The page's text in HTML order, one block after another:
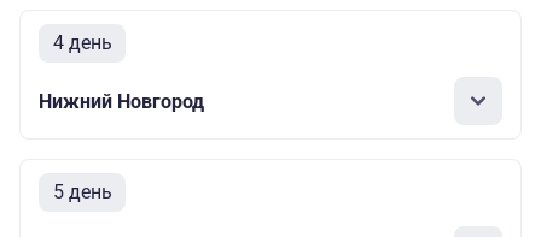
4 день
Нижний Новгород
5 день